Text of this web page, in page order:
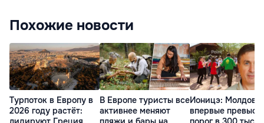
Похожие новости
Турпоток в Европу в
2026 году растёт:
В Европе туристы все
активнее меняют
Ионицэ: Молдова
впервые